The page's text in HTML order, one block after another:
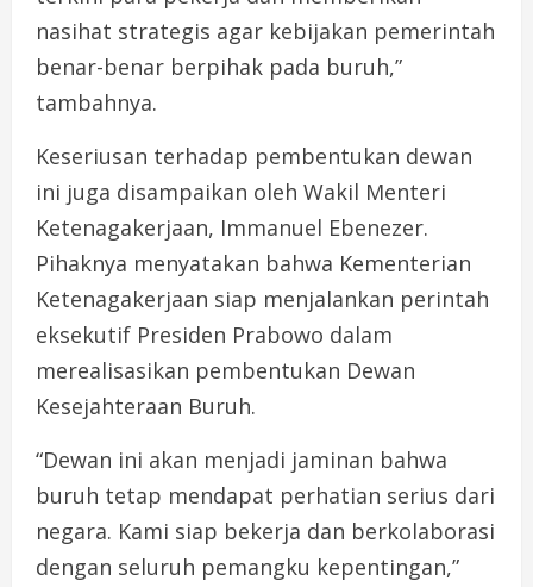
nasihat strategis agar kebijakan pemerintah
benar-benar berpihak pada buruh,”
tambahnya.
Keseriusan terhadap pembentukan dewan
ini juga disampaikan oleh Wakil Menteri
Ketenagakerjaan, Immanuel Ebenezer.
Pihaknya menyatakan bahwa Kementerian
Ketenagakerjaan siap menjalankan perintah
eksekutif Presiden Prabowo dalam
merealisasikan pembentukan Dewan
Kesejahteraan Buruh.
“Dewan ini akan menjadi jaminan bahwa
buruh tetap mendapat perhatian serius dari
negara. Kami siap bekerja dan berkolaborasi
dengan seluruh pemangku kepentingan,”